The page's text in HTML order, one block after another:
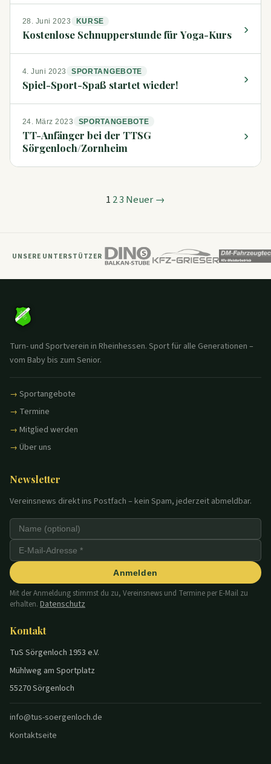
28. Juni 2023 KURSE
Kostenlose Schnupperstunde für Yoga-Kurs ›
4. Juni 2023 SPORTANGEBOTE
Spiel-Sport-Spaß startet wieder! ›
24. März 2023 SPORTANGEBOTE
TT-Anfänger bei der TTSG
Sörgenloch/Zornheim
›
1 23 Neuer →
UNSERE UNTERSTÜTZER
Turn- und Sportverein in Rheinhessen. Sport für alle Generationen –
vom Baby bis zum Senior.
Sportangebote
Termine
Mitglied werden
Über uns
Newsletter
Vereinsnews direkt ins Postfach – kein Spam, jederzeit abmeldbar.
Anmelden
Mit der Anmeldung stimmst du zu, Vereinsnews und Termine per E-Mail zu
erhalten. Datenschutz
Kontakt
TuS Sörgenloch 1953 e.V.
Mühlweg am Sportplatz
55270 Sörgenloch
info@tus-soergenloch.de
Kontaktseite